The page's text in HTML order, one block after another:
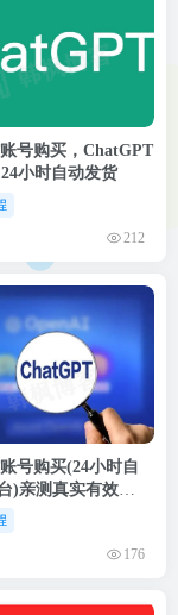
号购买，ChatGPT
小时自动发货
212
号购买(24小时自
)亲测真实有效
账号购买步骤详细
176